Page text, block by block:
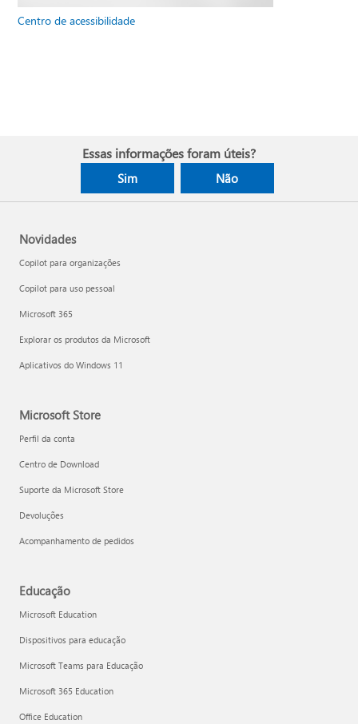
Centro de acessibilidade
Essas informações foram úteis?
Sim Não
Novidades
Copilot para organizações
Copilot para uso pessoal
Microsoft 365
Explorar os produtos da Microsoft
Aplicativos do Windows 11
Microsoft Store
Perfil da conta
Centro de Download
Suporte da Microsoft Store
Devoluções
Acompanhamento de pedidos
Educação
Microsoft Education
Dispositivos para educação
Microsoft Teams para Educação
Microsoft 365 Education
Office Education